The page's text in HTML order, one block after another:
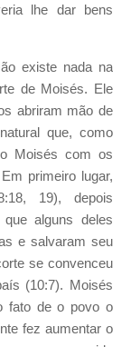
lhe dar bens
existe nada na
de Moisés. Ele
abriram mão de
que, como
Moisés com os
primeiro lugar,
19), depois
alguns deles
e salvaram seu
se convenceu
(10:7). Moisés
fato de o povo o
fez aumentar o